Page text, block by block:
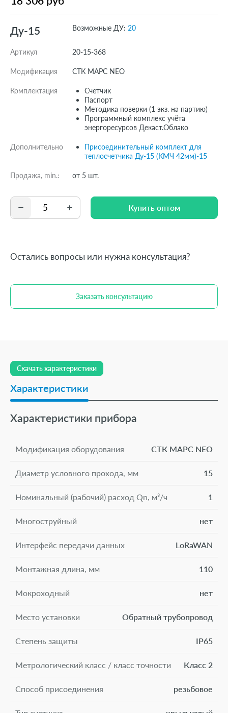
Ду-15 Возможные ДУ: 20
Артикул 20-15-368
Модификация СТК МАРС NEO
Комплектация
Счетчик
Паспорт
Методика поверки (1 экз. на партию)
Программный комплекс учёта
энергоресурсов Декаст.Облако
Дополнительно
Присоединительный комплект для
теплосчетчика Ду-15 (КМЧ 42мм)-15
Продажа, min.: от 5 шт.
Купить оптом
Купить оптом
Остались вопросы или нужна консультация?
Заказать консультацию
Характеристики
Скачать характеристики
Характеристики прибора
Модификация оборудования СТК МАРС NEO
Диаметр условного прохода, мм 15
Номинальный (рабочий) расход Qn, м³/ч 1
Многоструйный нет
Интерфейс передачи данных LoRaWAN
Монтажная длина, мм 110
Мокроходный нет
Место установки Обратный трубопровод
Степень защиты IP65
Метрологический класс / класс точности Класс 2
Способ присоединения резьбовое